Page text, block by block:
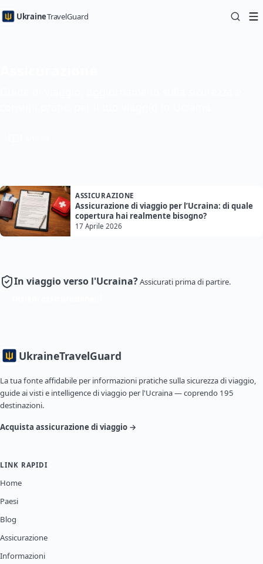
UkraineTravelGuard
ASSICURAZIONE
Assicurazione di viaggio per l’Ucraina: di quale
copertura hai realmente bisogno?
17 Aprile 2026
In viaggio verso l'Ucraina?Assicurati prima di partire.
UkraineTravelGuard
La tua fonte affidabile per informazioni pratiche sulla sicurezza di viaggio,
guide ai visti e intelligence di viaggio per l'Ucraina — coprendo 195
destinazioni.
Acquista assicurazione di viaggio →
LINK RAPIDI
Home
Paesi
Blog
Assicurazione
Informazioni